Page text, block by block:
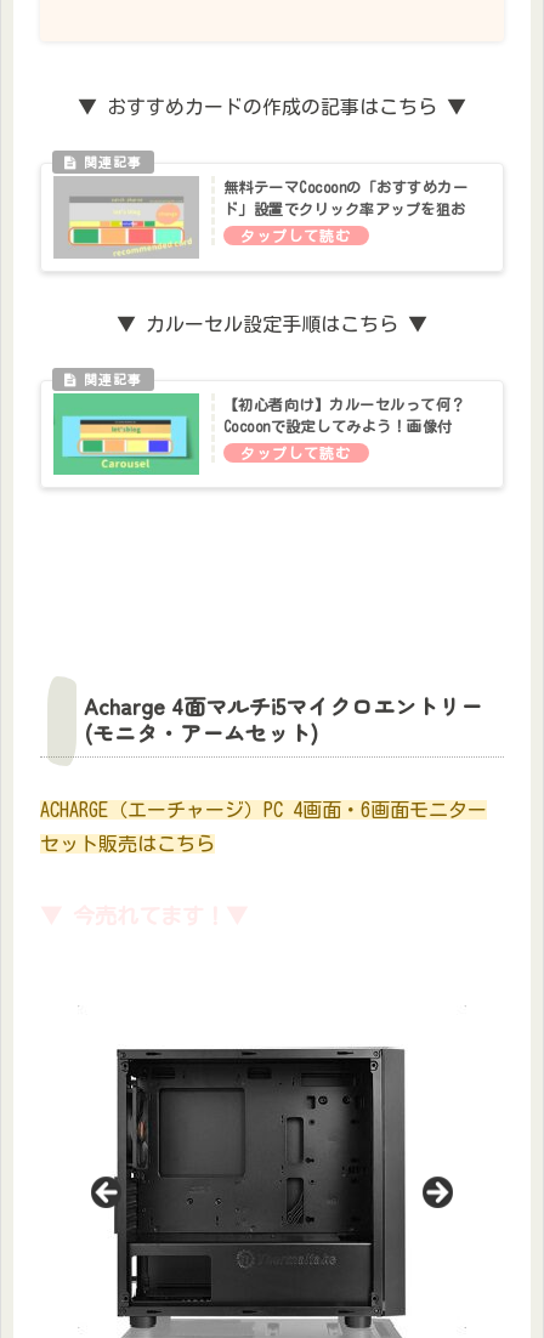
▼ おすすめカードの作成の記事はこちら ▼
無料テーマCocoonの「おすすめカー
ド」設置でクリック率アップを狙お
う！
▼ カルーセル設定手順はこちら ▼
【初心者向け】カルーセルって何？
Cocoonで設定してみよう！画像付
Acharge 4面マルチi5マイクロエントリー
(モニタ・アームセット)
ACHARGE（エーチャージ）PC 4画面・6画面モニター
セット販売はこちら